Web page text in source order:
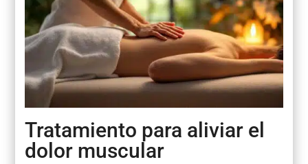
Tratamiento para aliviar el
dolor muscular